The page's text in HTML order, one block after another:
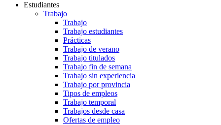
Estudiantes
Trabajo
Trabajo
Trabajo estudiantes
Prácticas
Trabajo de verano
Trabajo titulados
Trabajo fin de semana
Trabajo sin experiencia
Trabajo por provincia
Tipos de empleos
Trabajo temporal
Trabajos desde casa
Ofertas de empleo